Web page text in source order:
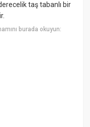
taş tabanlı bir
burada okuyun: